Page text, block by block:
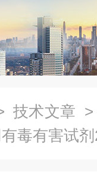
技术文章
毒有害试